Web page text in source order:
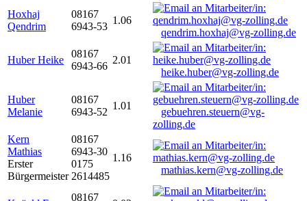
Hoxhaj
Qendrim
08167
6943-53
1.06
qendrim.hoxhaj@vg-zolling.de
Huber Heike
08167
6943-66
2.01
heike.huber@vg-zolling.de
Huber
Melanie
08167
6943-52
1.01
gebuehren.steuern@vg-
zolling.de
Kern
Mathias
Erster
Bürgermeister
08167
6943-30
0175
2614485
1.16
mathias.kern@vg-zolling.de
08167